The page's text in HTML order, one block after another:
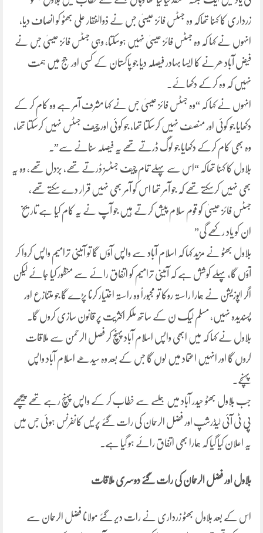
زرداری کا کہنا تھاکہ وہ جسٹس فائز عیسیٰ جس نے ذوالفقار علی بھٹو کو انصاف دیا،
انہوں نے کہا کہ وہ جسٹس فائز عیسیٰ نہیں ہوسکتا، وہی جسٹس فائز عیسیٰ جس نے
فیض آباد ھرنے کا ایسا بہادر فیصلہ دیا جو پاکستان کے کسی اور جج میں ہمت
نہیں کہ وہ کرکے دکھائے۔
انہوں نے کہا کہ “وہ جسٹس فائز عیسیٰ جس نے کہا مشرف آمر ہے وہ کام کر کے
دکھایا جو کوئی اور منصف نہیں کرسکتا تھا، جو کوئی اور چیف جسٹس نہیں کرسکتا تھا،
وہ بھی کام کرکے دکھایا جو لوگ ڈرتے تھے یہ فیصلہ سنانے سے”۔
بلاول کا کہنا تھاکہ “اس سے پہلے تمام چیف جسٹسز ڈرتے تھے، بزدل تھے، وہ یہ
بھی نہیں کرسکتے تھے کہ جو آمر تھا اس کو آمر بھی نہیں قرار دے سکتے تھے،
جسٹس فائز عیسیٰ کو قوم سلام پیش کرتے ہیں جو آپ نے یہ کام کیا ہے تاریخ
ان کو یاد رکھے گی”
بلاول بھٹو نے مزید کہا کہ اسلام آباد سے واپس آؤں گا تو آئینی ترامیم واپس کروا کر
آؤں گا، پہلے کوشش ہے کہ آئینی ترامیم کو اتفاق رائے سے منظور کیا جائے لیکن
اگر اپوزیشن نے ہمارا راستہ روکا تو مجبوراً وہ راستہ اختیار کرنا پڑے گا جو متنازع اور
پسندیدہ نہیں، مسلم لیگ ن کے ساتھ ملکر اکثریت پر قانون سازی کروں گا۔
بلاول نے کہا کہ میں ابھی واپس اسلام آباد پہنچ کر فصل الرحمن سے ملاقات
کروں گا اور انہیں اعتماد میں لوں گا جس کے بعد وہ سیدھے اسلام آباد واپس
پہنچے۔
جب بلاول بھٹو حیدر آباد میں جلسے سے خطاب کر کے واپس پہنچ رہے تھے پیچھے
پی ٹی آئی لیڈرشپ اور فضل الرحمان کی رات گئے پریس کانفرنس ہوئی جس میں
یہ اعلان کیا گیا کہ ہمارا بھی اتفاق رائے ہو گیا ہے۔
بلاول اور فضل الرحمان کی رات گئے دوسری ملاقات
اس کے بعد بلاول بھٹو زرداری نے رات دیر گئے مولانا فضل الرحمان سے